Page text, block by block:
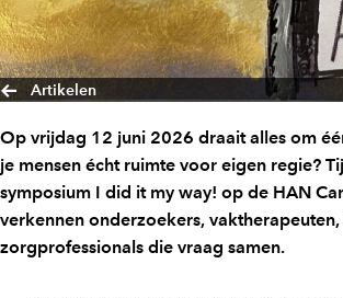
Artikelen
Op vrijdag 12 juni 2026 draait alles om
je mensen écht ruimte voor eigen regie?
symposium I did it my way! op de HAN
verkennen onderzoekers,
zorgprofessionals die vraag samen.